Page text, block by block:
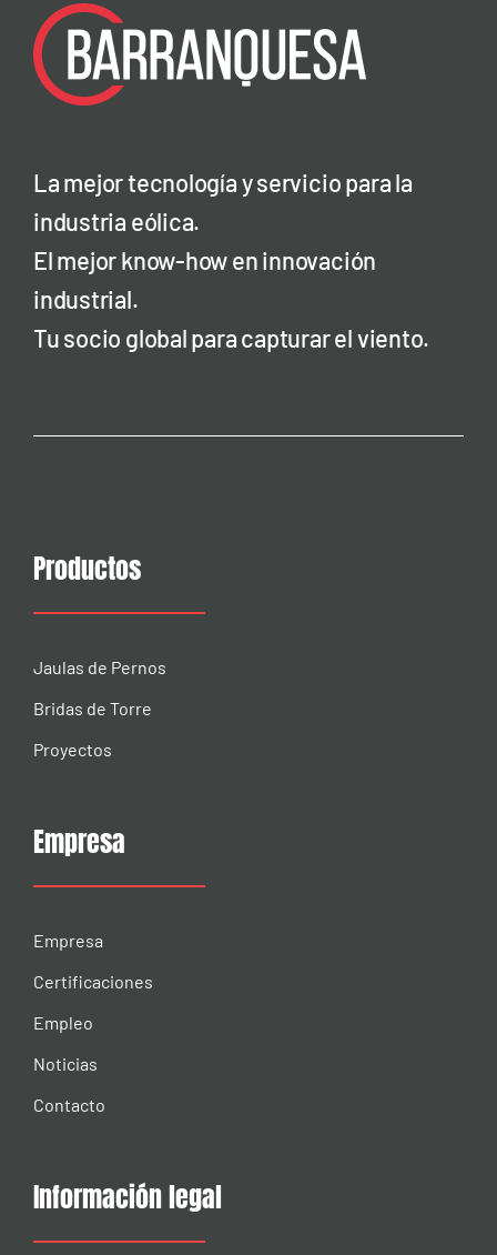
La mejor tecnología y servicio para la
industria eólica.
El mejor know-how en innovación
industrial.
Tu socio global para capturar el viento.
Productos
Jaulas de Pernos
Bridas de Torre
Proyectos
Empresa
Empresa
Certificaciones
Empleo
Noticias
Contacto
Información legal